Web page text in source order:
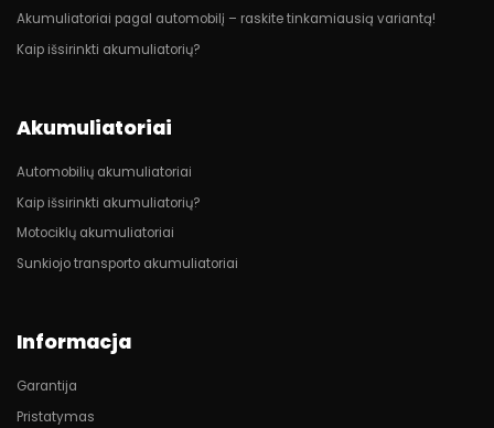
Akumuliatoriai pagal automobilį – raskite tinkamiausią variantą!
Kaip išsirinkti akumuliatorių?
Akumuliatoriai
Automobilių akumuliatoriai
Kaip išsirinkti akumuliatorių?
Motociklų akumuliatoriai
Sunkiojo transporto akumuliatoriai
Informacja
Garantija
Pristatymas